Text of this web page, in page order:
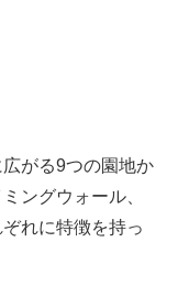
がる9つの園地か
ングウォール、
れに特徴を持っ